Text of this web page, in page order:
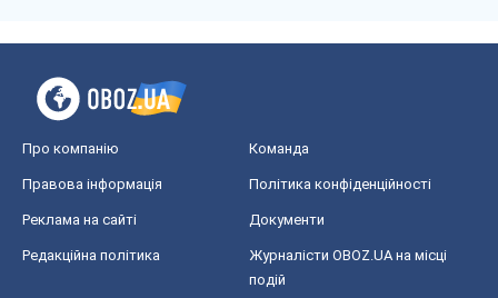
Про компанію Команда
Правова інформація Політика конфіденційності
Реклама на сайті Документи
Редакційна політика
Журналісти OBOZ.UA на місці
подій